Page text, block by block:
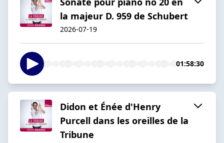
la majeur D. 959 de Schubert
2026-07-19
01:58:30
Didon et Énée d'Henry
Purcell dans les oreilles de la
Tribune